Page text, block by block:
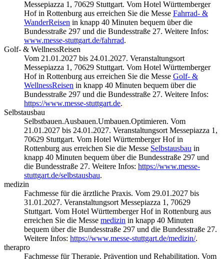
Messepiazza 1, 70629 Stuttgart. Vom Hotel Württemberger
Hof in Rottenburg aus erreichen Sie die Messe Fahrrad- &
WanderReisen in knapp 40 Minuten bequem über die
Bundesstraße 297 und die Bundesstraße 27. Weitere Infos:
www.messe-stuttgart.de/fahrrad.
Golf- & WellnessReisen
Vom 21.01.2027 bis 24.01.2027. Veranstaltungsort
Messepiazza 1, 70629 Stuttgart. Vom Hotel Württemberger
Hof in Rottenburg aus erreichen Sie die Messe Golf- &
WellnessReisen in knapp 40 Minuten bequem über die
Bundesstraße 297 und die Bundesstraße 27. Weitere Infos:
https://www.messe-stuttgart.de.
Selbstausbau
Selbstbauen.Ausbauen.Umbauen.Optimieren. Vom
21.01.2027 bis 24.01.2027. Veranstaltungsort Messepiazza 1,
70629 Stuttgart. Vom Hotel Württemberger Hof in
Rottenburg aus erreichen Sie die Messe Selbstausbau in
knapp 40 Minuten bequem über die Bundesstraße 297 und
die Bundesstraße 27. Weitere Infos: https://www.messe-
stuttgart.de/selbstausbau.
medizin
Fachmesse für die ärztliche Praxis. Vom 29.01.2027 bis
31.01.2027. Veranstaltungsort Messepiazza 1, 70629
Stuttgart. Vom Hotel Württemberger Hof in Rottenburg aus
erreichen Sie die Messe medizin in knapp 40 Minuten
bequem über die Bundesstraße 297 und die Bundesstraße 27.
Weitere Infos: https://www.messe-stuttgart.de/medizin/.
therapro
Fachmesse für Therapie, Prävention und Rehabilitation. Vom